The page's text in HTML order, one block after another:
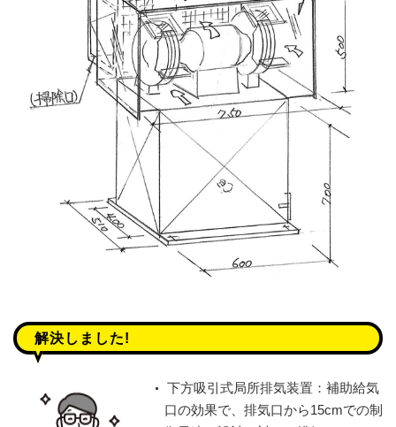
解決しました!
下方吸引式局所排気装置：補助給気
口の効果で、排気口から15cmでの制